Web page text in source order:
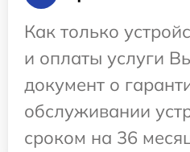
Как только
и оплаты услуги
документ о
обслуживании
сроком на 36